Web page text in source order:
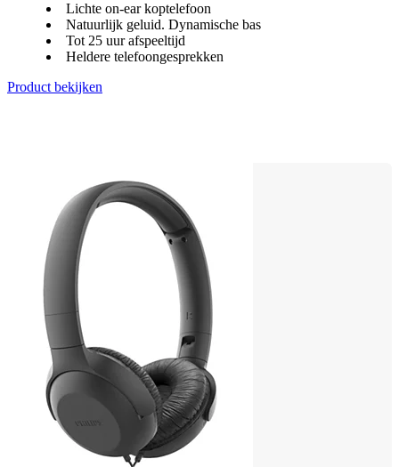
Lichte on-ear koptelefoon
Natuurlijk geluid. Dynamische bas
Tot 25 uur afspeeltijd
Heldere telefoongesprekken
Product bekijken